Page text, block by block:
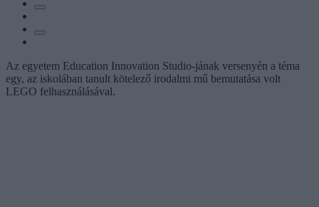
Az egyetem Education Innovation Studio-jának versenyén a téma
egy, az iskolában tanult kötelező irodalmi mű bemutatása volt
LEGO felhasználásával.